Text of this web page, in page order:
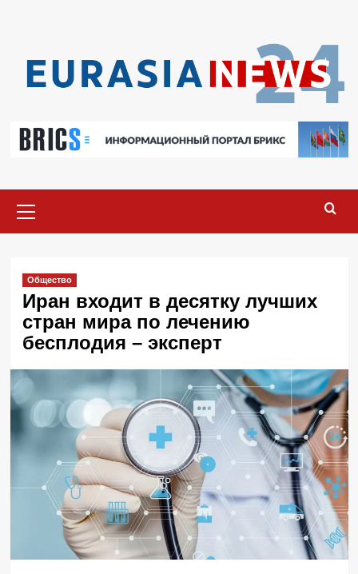
меню
Общество
Иран входит в десятку лучших
стран мира по лечению
бесплодия – эксперт